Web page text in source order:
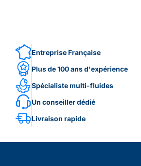
Entreprise Française
Plus de 100 ans d'expérience
Spécialiste multi-fluides
Un conseiller dédié
Livraison rapide